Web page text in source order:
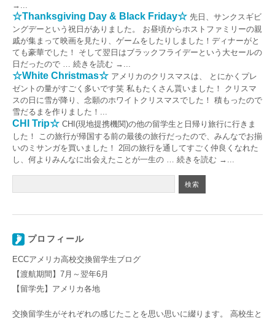
→...
☆Thanksgiving Day & Black Friday☆ 先日、サンクスギビ
ングデーという祝日がありました。 お昼頃からホストファミリーの親
戚が集まって映画を見たり、ゲームをしたりしました！ディナーがと
ても豪華でした！ そして翌日はブラックフライデーという大セールの
日だったので … 続きを読む →...
☆White Christmas☆ アメリカのクリスマスは、 とにかくプレ
ゼントの量がすごく多いです笑 私もたくさん貰いました！ クリスマ
スの日に雪が降り、念願のホワイトクリスマスでした！ 積もったので
雪だるまを作りました！...
CHI Trip☆ CHI(現地提携機関)の他の留学生と日帰り旅行に行きま
した！ この旅行が帰国する前の最後の旅行だったので、みんなでお揃
いのミサンガを買いました！ 2回の旅行を通してすごく仲良くなれた
し、何よりみんなに出会えたことが一生の … 続きを読む →...
プロフィール
ECCアメリカ高校交換留学生ブログ
【渡航期間】7月～翌年6月
【留学先】アメリカ各地
交換留学生がそれぞれの感じたことを思い思いに綴ります。 高校生と